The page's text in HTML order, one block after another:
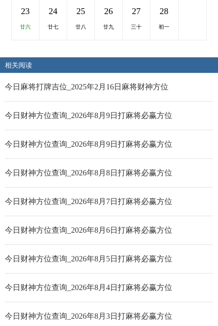
23
廿六
24
廿七
25
廿八
26
廿九
27
三十
28
初一
相关阅读
今日麻将打牌吉位_2025年2月16日麻将财神方位
今日财神方位查询_2026年8月9日打麻将必赢方位
今日财神方位查询_2026年8月9日打麻将必赢方位
今日财神方位查询_2026年8月8日打麻将必赢方位
今日财神方位查询_2026年8月7日打麻将必赢方位
今日财神方位查询_2026年8月6日打麻将必赢方位
今日财神方位查询_2026年8月5日打麻将必赢方位
今日财神方位查询_2026年8月4日打麻将必赢方位
今日财神方位查询_2026年8月3日打麻将必赢方位